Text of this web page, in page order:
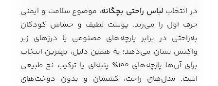
در انتخاب لباس راحتی بچگانه، موضوع سلامت و ایمنی
حرف اول را می‌زند. پوست لطیف و حساس کودکان
به‌راحتی در برابر پارچه‌های مصنوعی یا درزهای زبر
واکنش نشان می‌دهد؛ به همین دلیل، بهترین انتخاب
برای آن‌ها پارچه‌های ۱۰۰٪ پنبه‌ای یا ترکیب نخ طبیعی
است. مدل‌های راحت، کشسان و بدون دوخت‌های